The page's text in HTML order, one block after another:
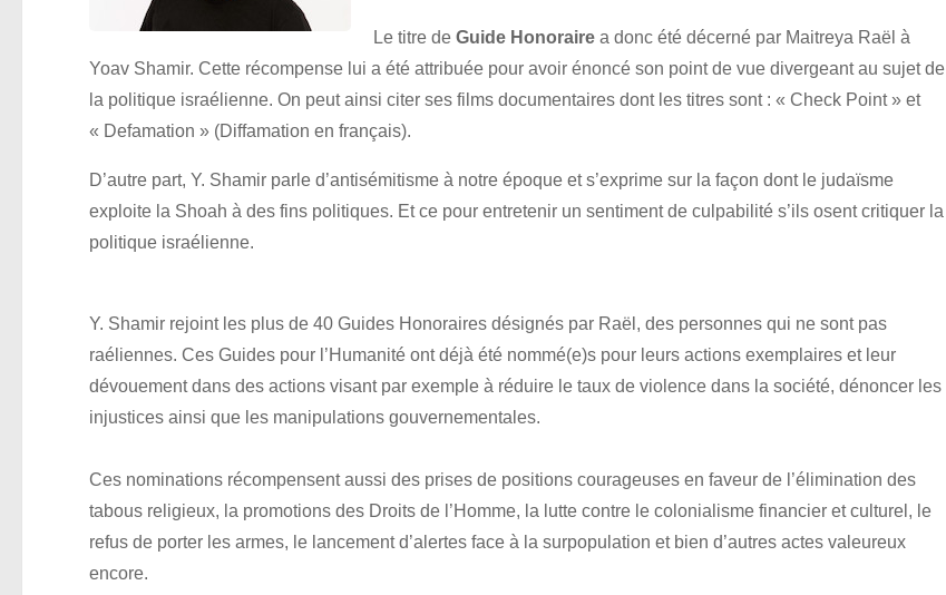
Le titre de Guide Honoraire a donc été décerné par Maitreya Raël à
Yoav Shamir. Cette récompense lui a été attribuée pour avoir énoncé son point de vue divergeant au sujet de
la politique israélienne. On peut ainsi citer ses films documentaires dont les titres sont : « Check Point » et
« Defamation » (Diffamation en français).
D’autre part, Y. Shamir parle d’antisémitisme à notre époque et s’exprime sur la façon dont le judaïsme
exploite la Shoah à des fins politiques. Et ce pour entretenir un sentiment de culpabilité s’ils osent critiquer la
politique israélienne.
Y. Shamir rejoint les plus de 40 Guides Honoraires désignés par Raël, des personnes qui ne sont pas
raéliennes. Ces Guides pour l’Humanité ont déjà été nommé(e)s pour leurs actions exemplaires et leur
dévouement dans des actions visant par exemple à réduire le taux de violence dans la société, dénoncer les
injustices ainsi que les manipulations gouvernementales.
Ces nominations récompensent aussi des prises de positions courageuses en faveur de l’élimination des
tabous religieux, la promotions des Droits de l’Homme, la lutte contre le colonialisme financier et culturel, le
refus de porter les armes, le lancement d’alertes face à la surpopulation et bien d’autres actes valeureux
encore.